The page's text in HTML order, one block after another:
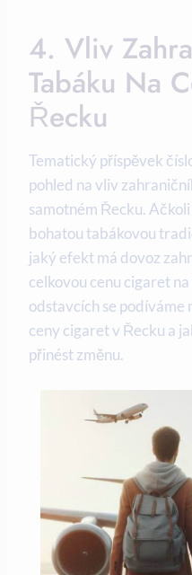
4. Vliv
Tabáku Na
Řecku
Tematický příspěvek
pohled na vliv
samotném Řecku.
bohatou tabákovou
jaký efekt má dovoz
celkovou cenu cigaret
odstavcích se
ceny cigaret v Řecku a
přinést změnu.
Rozmanitost
Díky dovozu
trh
značek a typů
zákazníci
značek až po